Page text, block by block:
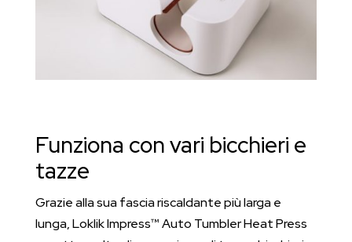
Funziona con vari bicchieri e
tazze
Grazie alla sua fascia riscaldante più larga e
lunga, Loklik Impress™ Auto Tumbler Heat Press